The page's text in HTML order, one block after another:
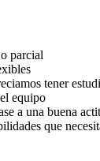
parcial
tener
equipo
a una buena
que